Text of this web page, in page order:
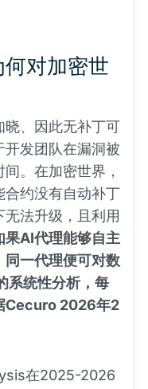
对加密世
晓、因此无补丁可
开发团队在漏洞被
。在加密世界，
合约没有自动补丁
法升级，且利用
果AI代理能够自主
同一代理便可对数
系统性分析，每
Cecuro 2026年2
在2025-2026